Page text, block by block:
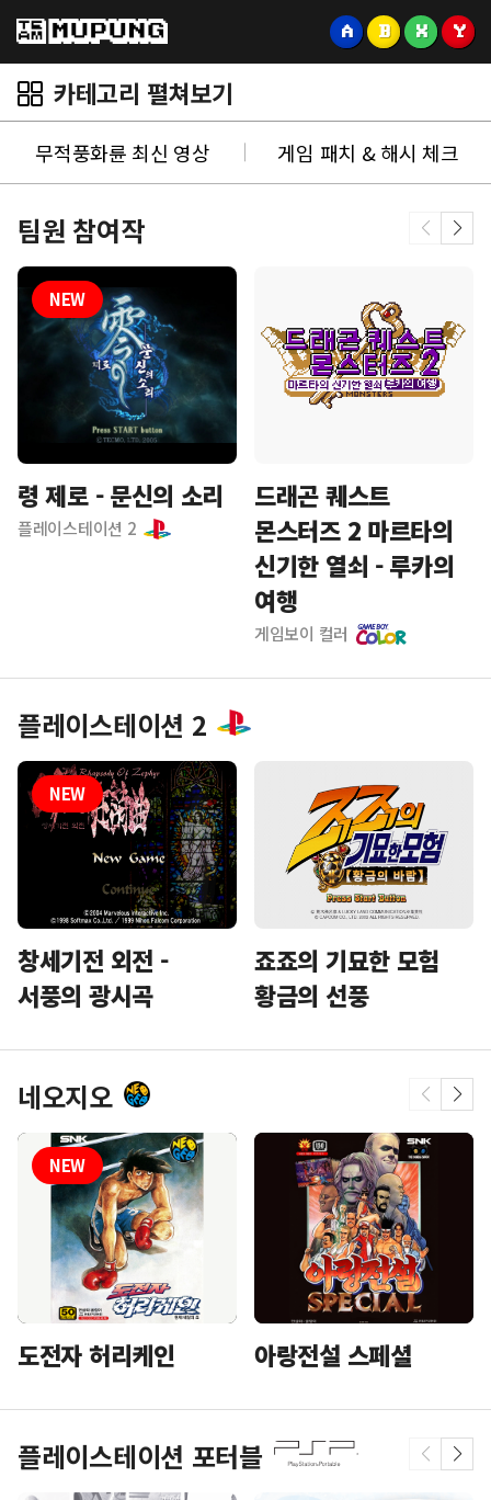
A B X Y
카테고리 펼쳐보기
무적풍화륜 최신 영상 게임 패치 & 해시 체크
팀원 참여작
령 제로 - 문신의 소리
플레이스테이션 2
드래곤 퀘스트
몬스터즈 2 마르타의
신기한 열쇠 - 루카의
여행
게임보이 컬러
플레이스테이션 2
창세기전 외전 -
서풍의 광시곡
죠죠의 기묘한 모험
황금의 선풍
네오지오
도전자 허리케인 아랑전설 스페셜
플레이스테이션 포터블